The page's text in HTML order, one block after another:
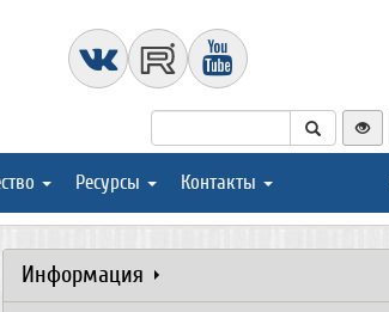
Ресурсы Контакты
Информация